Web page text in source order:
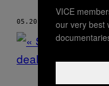
05.20.19 BY MAX DALY
VICE
our very best